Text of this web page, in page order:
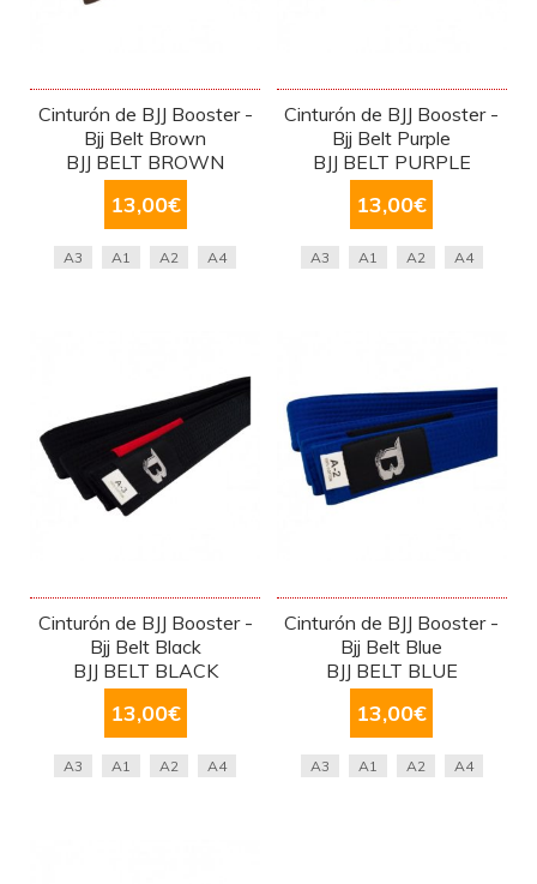
Cinturón de BJJ Booster -
Bjj Belt Brown
BJJ BELT BROWN
13,00€
A3 A1 A2 A4
Cinturón de BJJ Booster -
Bjj Belt Purple
BJJ BELT PURPLE
13,00€
A3 A1 A2 A4
Cinturón de BJJ Booster -
Bjj Belt Black
BJJ BELT BLACK
13,00€
A3 A1 A2 A4
Cinturón de BJJ Booster -
Bjj Belt Blue
BJJ BELT BLUE
13,00€
A3 A1 A2 A4